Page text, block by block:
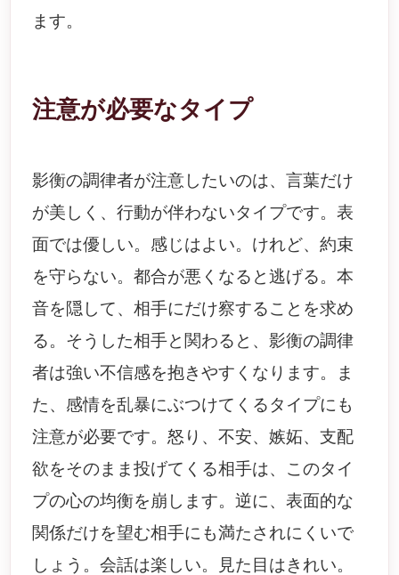
ます。
注意が必要なタイプ
影衡の調律者が注意したいのは、言葉だけ
が美しく、行動が伴わないタイプです。表
面では優しい。感じはよい。けれど、約束
を守らない。都合が悪くなると逃げる。本
音を隠して、相手にだけ察することを求め
る。そうした相手と関わると、影衡の調律
者は強い不信感を抱きやすくなります。ま
た、感情を乱暴にぶつけてくるタイプにも
注意が必要です。怒り、不安、嫉妬、支配
欲をそのまま投げてくる相手は、このタイ
プの心の均衡を崩します。逆に、表面的な
関係だけを望む相手にも満たされにくいで
しょう。会話は楽しい。見た目はきれい。